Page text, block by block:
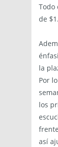
Todo
de
la
Por
los
así